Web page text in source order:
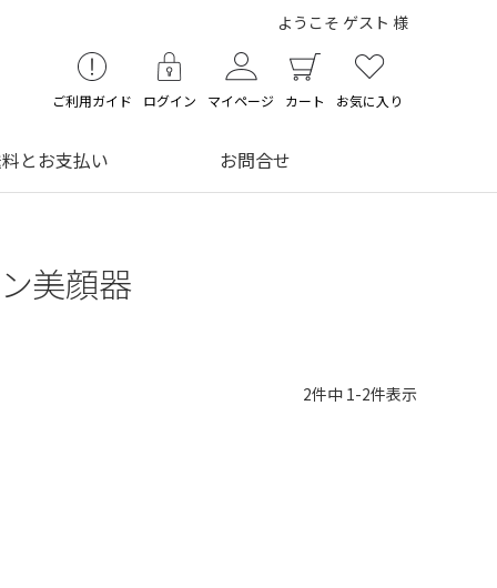
ようこそ ゲスト 様
ご利用ガイド ログイン マイページ カート お気に入り
とお支払い お問合せ
美顔器
2件中 1-2件表示